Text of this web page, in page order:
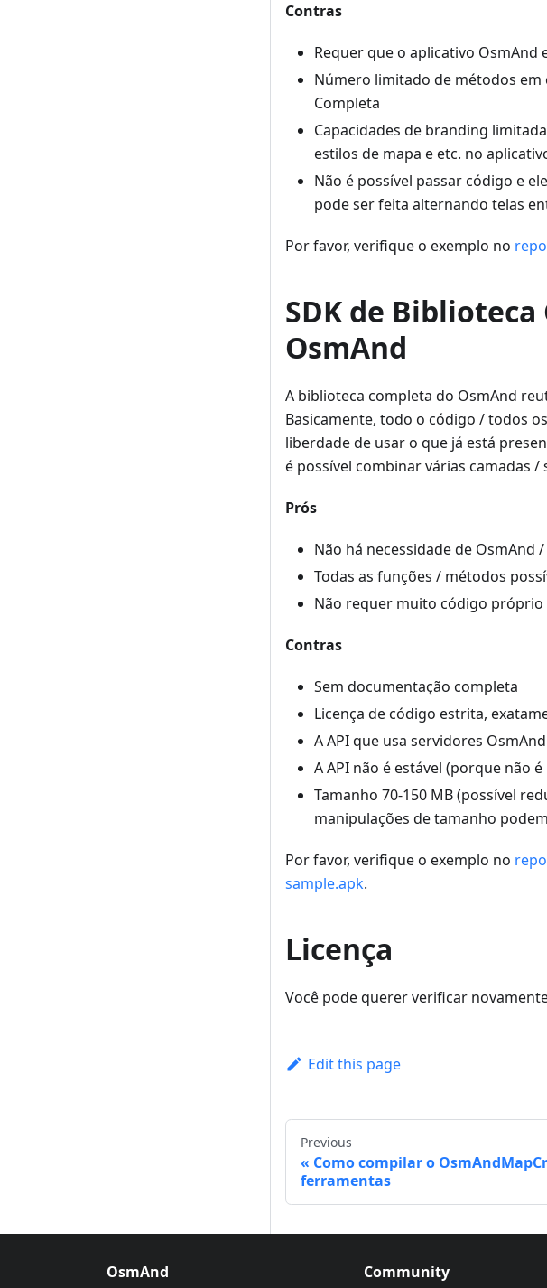
Contras
Requer que o aplicativo
Número limitado de métodos em
Completa
Capacidades de branding
estilos de mapa e etc. no
Não é possível passar código e
pode ser feita alternando telas
Por favor, verifique o exemplo no
SDK de
OsmAnd
A biblioteca completa do OsmAnd
Basicamente, todo o código / todos
liberdade de usar o que já está
é possível combinar várias camadas /
Prós
Não há necessidade de OsmAnd
Todas as funções / métodos
Não requer muito código
Contras
Sem documentação completa
Licença de código estrita,
A API que usa servidores
A API não é estável (porque não
Tamanho 70-150 MB (possível
manipulações de tamanho
Por favor, verifique o exemplo no
sample.apk.
Licença
Você pode querer verificar
Edit this page
Previous
Como compilar o
ferramentas
OsmAnd Community